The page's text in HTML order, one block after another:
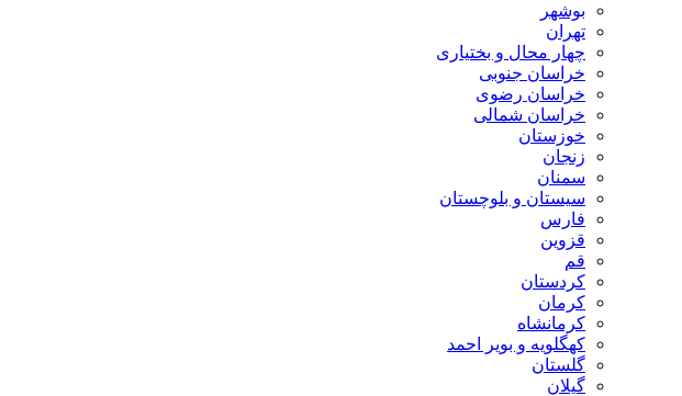
بوشهر
تهران
چهار محال و بختیاری
خراسان جنوبی
خراسان رضوی
خراسان شمالی
خوزستان
زنجان
سمنان
سیستان و بلوچستان
فارس
قزوین
قم
کردستان
کرمان
کرمانشاه
کهگلویه و بویر احمد
گلستان
گیلان